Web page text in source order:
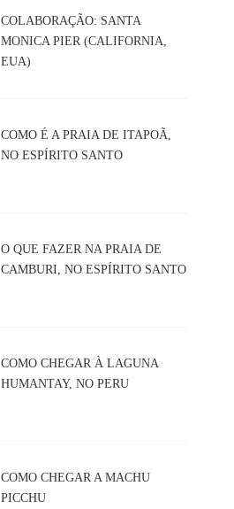
COLABORAÇÃO: SANTA
MONICA PIER (CALIFORNIA,
EUA)
COMO É A PRAIA DE ITAPOÃ,
NO ESPÍRITO SANTO
O QUE FAZER NA PRAIA DE
CAMBURI, NO ESPÍRITO SANTO
COMO CHEGAR À LAGUNA
HUMANTAY, NO PERU
COMO CHEGAR A MACHU
PICCHU